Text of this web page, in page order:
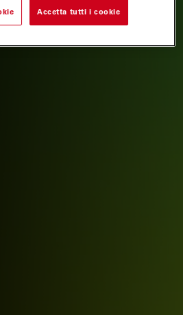
Accetta tutti i cookie